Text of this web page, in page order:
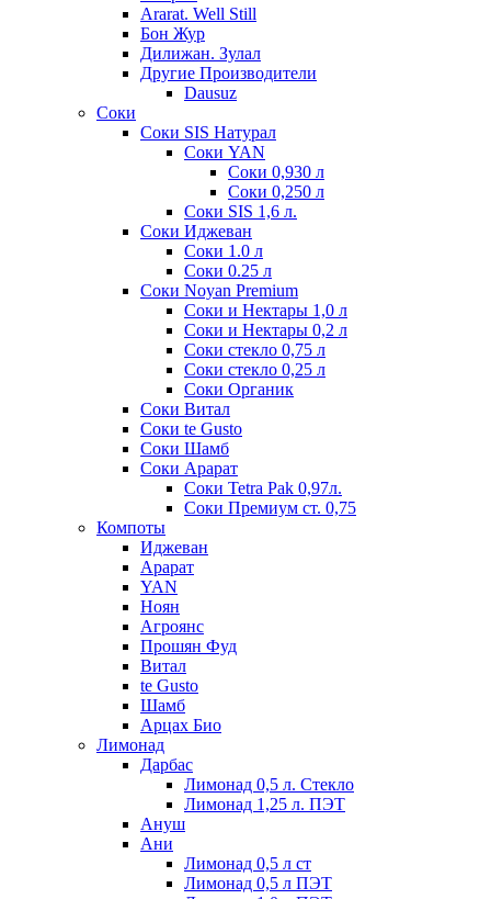
Ararat. Well Still
Бон Жур
Дилижан. Зулал
Другие Производители
Dausuz
Соки
Соки SIS Натурал
Соки YAN
Соки 0,930 л
Соки 0,250 л
Соки SIS 1,6 л.
Соки Иджеван
Соки 1.0 л
Соки 0.25 л
Соки Noyan Premium
Соки и Нектары 1,0 л
Соки и Нектары 0,2 л
Соки стекло 0,75 л
Соки стекло 0,25 л
Соки Органик
Соки Витал
Соки te Gusto
Соки Шамб
Соки Арарат
Соки Tetra Pak 0,97л.
Соки Премиум ст. 0,75
Компоты
Иджеван
Арарат
YAN
Ноян
Агроянс
Прошян Фуд
Витал
te Gusto
Шамб
Арцах Био
Лимонад
Дарбас
Лимонад 0,5 л. Стекло
Лимонад 1,25 л. ПЭТ
Ануш
Ани
Лимонад 0,5 л ст
Лимонад 0,5 л ПЭТ